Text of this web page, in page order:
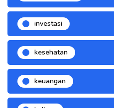
investasi
kesehatan
keuangan